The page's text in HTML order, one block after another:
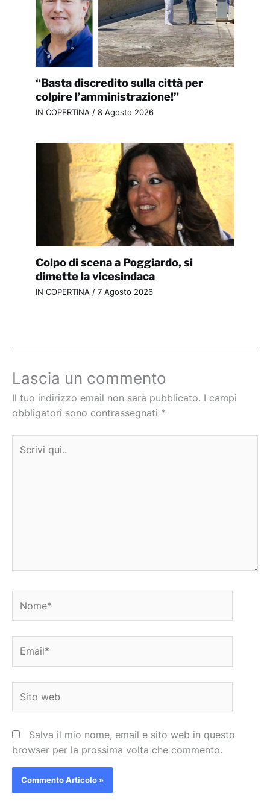
“Basta discredito sulla città per
colpire l’amministrazione!”
IN COPERTINA/ 8 Agosto 2026
Colpo di scena a Poggiardo, si
dimette la vicesindaca
IN COPERTINA/ 7 Agosto 2026
Lascia un commento
Il tuo indirizzo email non sarà pubblicato. I campi
obbligatori sono contrassegnati *
qui..
web
Salva il mio nome, email e sito web in questo
browser per la prossima volta che commento.